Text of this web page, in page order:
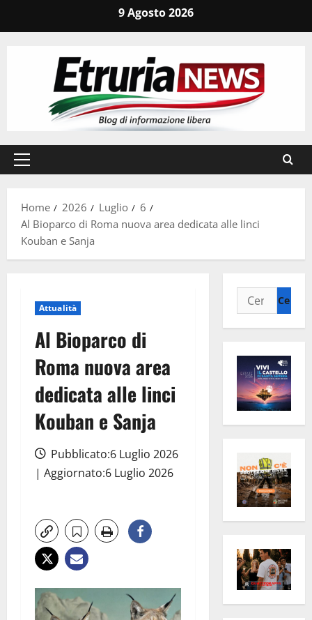
9 Agosto 2026
Menu
Home
2026 Luglio
6
Al Bioparco di Roma nuova area dedicata alle linci
Kouban e Sanja
Attualità
Al Bioparco di
Roma nuova area
dedicata alle linci
Kouban e Sanja
Pubblicato:6 Luglio 2026
| Aggiornato:6 Luglio 2026
Ricerca
per: